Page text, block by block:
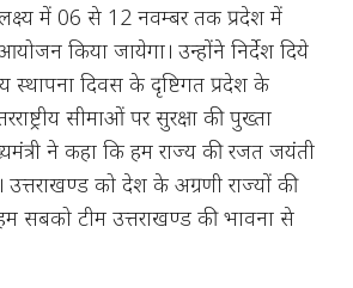
में 06 से 12 नवम्बर तक प्रदेश में
आयोजन किया जायेगा। उन्होंने निर्देश दिये
स्थापना दिवस के दृष्टिगत प्रदेश के
सीमाओं पर सुरक्षा की पुख्ता
ने कहा कि हम राज्य की रजत जयंती
उत्तराखण्ड को देश के अग्रणी राज्यों की
सबको टीम उत्तराखण्ड की भावना से